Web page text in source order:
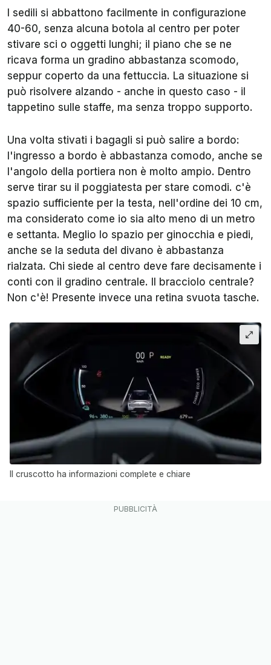
I sedili si abbattono facilmente in configurazione
40-60, senza alcuna botola al centro per poter
stivare sci o oggetti lunghi; il piano che se ne
ricava forma un gradino abbastanza scomodo,
seppur coperto da una fettuccia. La situazione si
può risolvere alzando - anche in questo caso - il
tappetino sulle staffe, ma senza troppo supporto.
Una volta stivati i bagagli si può salire a bordo:
l'ingresso a bordo è abbastanza comodo, anche se
l'angolo della portiera non è molto ampio. Dentro
serve tirar su il poggiatesta per stare comodi. c'è
spazio sufficiente per la testa, nell'ordine dei 10 cm,
ma considerato come io sia alto meno di un metro
e settanta. Meglio lo spazio per ginocchia e piedi,
anche se la seduta del divano è abbastanza
rialzata. Chi siede al centro deve fare decisamente i
conti con il gradino centrale. Il bracciolo centrale?
Non c'è! Presente invece una retina svuota tasche.
Il cruscotto ha informazioni complete e chiare